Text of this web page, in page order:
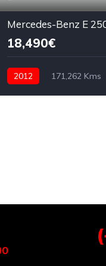
18,490€
2012 171,262 Kms